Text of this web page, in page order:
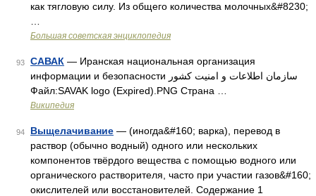
как тягловую силу. Из общего количества молочных&#8230;
Большая советская энциклопедия
93 САВАК — Иранская национальная организация
информации и безопасности سازمان اطلاعات و امنیت کشور
Файл:SAVAK logo (Expired).PNG Страна …
Википедия
94 Выщелачивание — (иногда&#160; варка), перевод в
раствор (обычно водный) одного или нескольких
компонентов твёрдого вещества с помощью водного или
органического растворителя, часто при участии газов&#160;
окислителей или восстановителей. Содержание 1